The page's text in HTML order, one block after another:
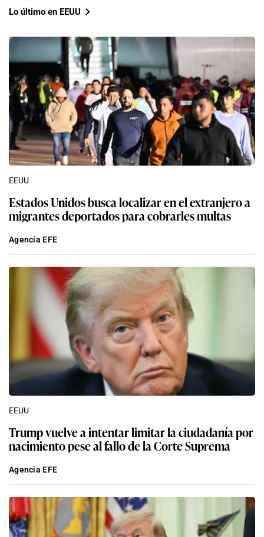
Lo último en EEUU
EEUU
Estados Unidos busca localizar en el extranjero a
migrantes deportados para cobrarles multas
Agencia EFE
EEUU
Trump vuelve a intentar limitar la ciudadanía por
nacimiento pese al fallo de la Corte Suprema
Agencia EFE